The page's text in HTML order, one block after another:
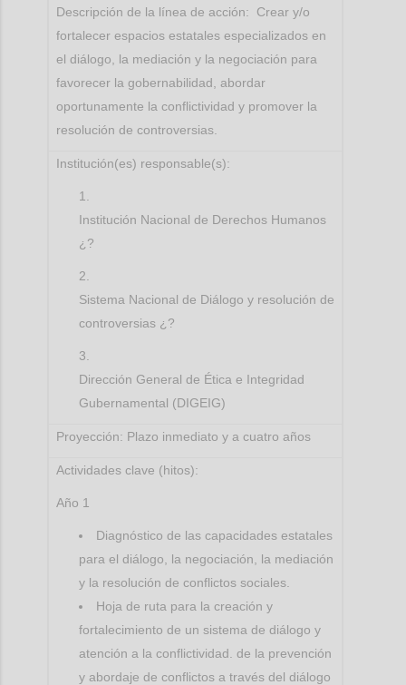
Descripción de la línea de acción: Crear y/o
fortalecer espacios estatales especializados en
el diálogo, la mediación y la negociación para
favorecer la gobernabilidad, abordar
oportunamente la conflictividad y promover la
resolución de controversias.
Institución(es) responsable(s):
Institución Nacional de Derechos Humanos
¿?
Sistema Nacional de Diálogo y resolución de
controversias ¿?
Dirección General de Ética e Integridad
Gubernamental (DIGEIG)
Proyección: Plazo inmediato y a cuatro años
Actividades clave (hitos):
Año 1
Diagnóstico de las capacidades estatales
para el diálogo, la negociación, la mediación
y la resolución de conflictos sociales.
Hoja de ruta para la creación y
fortalecimiento de un sistema de diálogo y
atención a la conflictividad. de la prevención
y abordaje de conflictos a través del diálogo